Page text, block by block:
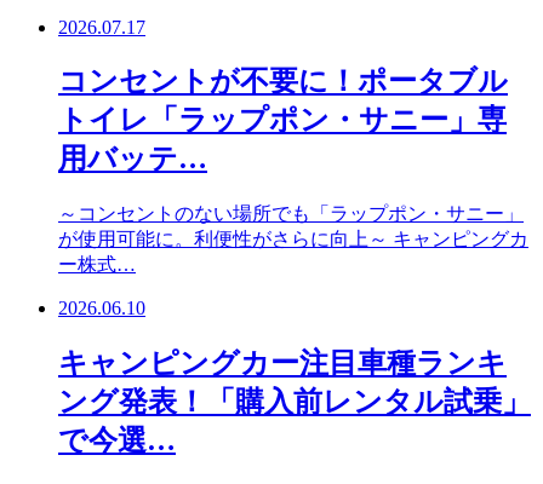
2026.07.17
コンセントが不要に！ポータブル
トイレ「ラップポン・サニー」専
用バッテ…
～コンセントのない場所でも「ラップポン・サニー」
が使用可能に。利便性がさらに向上～ キャンピングカ
ー株式…
2026.06.10
キャンピングカー注目車種ランキ
ング発表！「購入前レンタル試乗」
で今選…